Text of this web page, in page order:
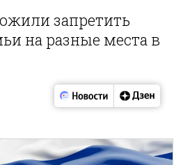
запретить
на разные места в